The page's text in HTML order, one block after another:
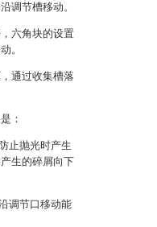
调节槽移动。
六角块的设置
。
通过收集槽落
：
止抛光时产生
生的碎屑向下
调节口移动能